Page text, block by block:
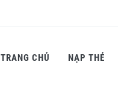
TRANG CHỦ NẠP THẺ